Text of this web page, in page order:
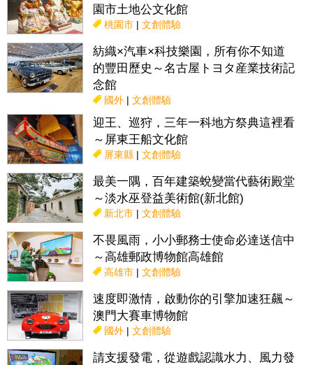
園市土地公文化館
桃園市| 文創體驗
紡織×汽車×科技樂園，所有你不知道
的豐田歷史～名古屋トヨタ産業技術記
念館
國外| 文創體驗
迎王、巡狩，三年一科地方祭典這裡看
～屏東王船文化館
屏東縣| 文創體驗
最美一隅，百年建築蛻變當代藝術殿堂
～淡水巫登益美術館(新北館)
新北市| 文創體驗
不畏風雨，小小郵務士使命必達送信中
～高雄郵政博物館高雄館
高雄市| 文創體驗
速度即激情，啟動你的引擎加速狂飆～
澳門大賽車博物館
國外| 文創體驗
請支援發電，從遊戲認識水力、風力發